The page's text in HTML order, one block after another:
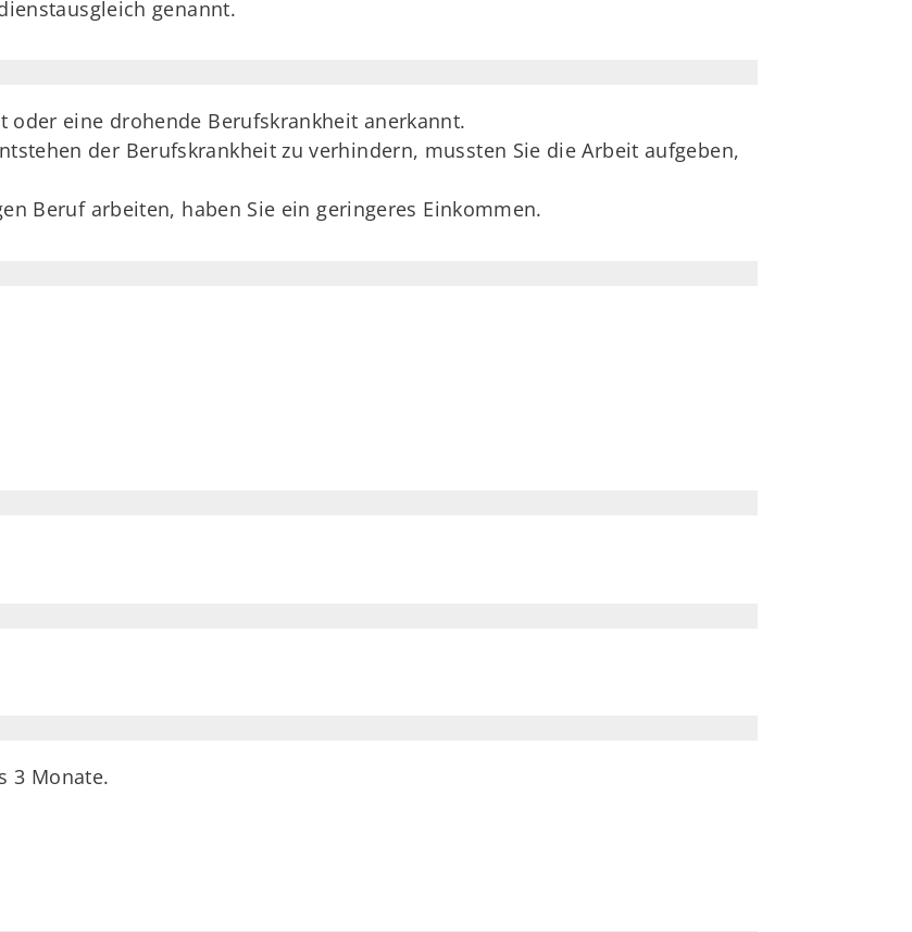
genannt.
oder eine drohende Berufskrankheit anerkannt.
der Berufskrankheit zu verhindern, mussten Sie die Arbeit aufgeben,
Beruf arbeiten, haben Sie ein geringeres Einkommen.
3 Monate.